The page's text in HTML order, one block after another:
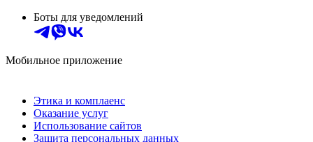
Боты для уведомлений
Мобильное приложение
Этика и комплаенс
Оказание услуг
Использование сайтов
Защита персональных данных